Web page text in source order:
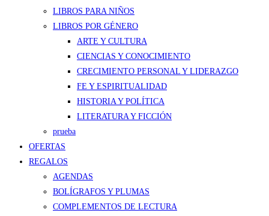
LIBROS PARA NIÑOS
LIBROS POR GÉNERO
ARTE Y CULTURA
CIENCIAS Y CONOCIMIENTO
CRECIMIENTO PERSONAL Y LIDERAZGO
FE Y ESPIRITUALIDAD
HISTORIA Y POLÍTICA
LITERATURA Y FICCIÓN
prueba
OFERTAS
REGALOS
AGENDAS
BOLÍGRAFOS Y PLUMAS
COMPLEMENTOS DE LECTURA